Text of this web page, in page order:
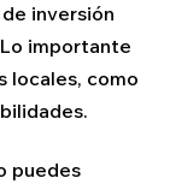
inversión
importante
locales, como
puedes